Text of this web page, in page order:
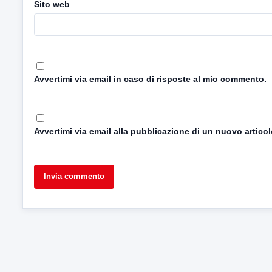
Sito web
Avvertimi via email in caso di risposte al mio commento.
Avvertimi via email alla pubblicazione di un nuovo